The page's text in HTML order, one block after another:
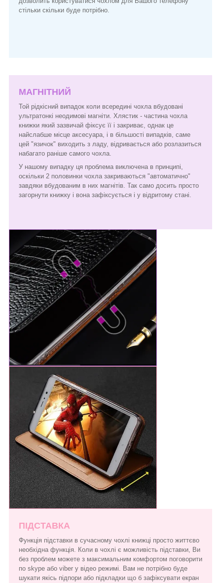
стільки скільки буде потрібно.
МАГНІТНИЙ
Той рідкісний випадок коли всередині чохла вбудовані
ультратонкі неодимові магніти. Хлястик - частина чохла
книжки який зазвичай фіксує її і закриває, однак це
найслабше місце аксесуара, і в більшості випадків, саме
цей "язичок" виходить з ладу, відривається або розлазиться
набагато раніше самого чохла.
У нашому випадку ця проблема виключена в принципі,
оскільки 2 половинки чохла закриваються "автоматично"
завдяки вбудованим в них магнітів. Так само досить просто
загорнути книжку і вона зафіксується і у відритому стані.
ПІДСТАВКА
Функція підставки в сучасному чохлі книжці просто життєво
необхідна функція. Коли в чохлі є можливість підставки, Ви
без проблем можете з максимальним комфортом поговорити
по skype або viber у відео режимі. Вам не потрібно буде
шукати якісь підпори або підкладки що б зафіксувати екран